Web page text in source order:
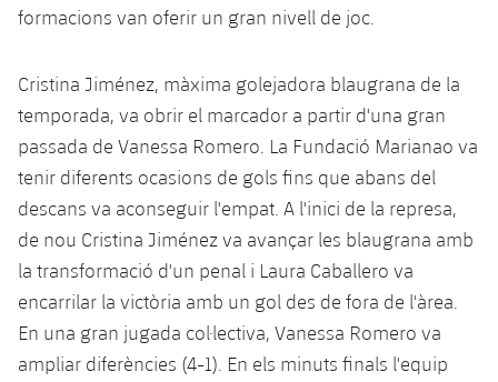
formacions van oferir un gran nivell de joc.
Cristina Jiménez, màxima golejadora blaugrana de la
temporada, va obrir el marcador a partir d'una gran
passada de Vanessa Romero. La Fundació Marianao va
tenir diferents ocasions de gols fins que abans del
descans va aconseguir l'empat. A l'inici de la represa,
de nou Cristina Jiménez va avançar les blaugrana amb
la transformació d'un penal i Laura Caballero va
encarrilar la victòria amb un gol des de fora de l'àrea.
En una gran jugada col·lectiva, Vanessa Romero va
ampliar diferències (4-1). En els minuts finals l'equip